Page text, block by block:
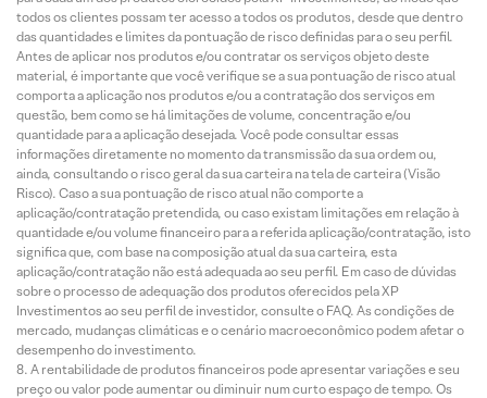
todos os clientes possam ter acesso a todos os produtos, desde que dentro
das quantidades e limites da pontuação de risco definidas para o seu perfil.
Antes de aplicar nos produtos e/ou contratar os serviços objeto deste
material, é importante que você verifique se a sua pontuação de risco atual
comporta a aplicação nos produtos e/ou a contratação dos serviços em
questão, bem como se há limitações de volume, concentração e/ou
quantidade para a aplicação desejada. Você pode consultar essas
informações diretamente no momento da transmissão da sua ordem ou,
ainda, consultando o risco geral da sua carteira na tela de carteira (Visão
Risco). Caso a sua pontuação de risco atual não comporte a
aplicação/contratação pretendida, ou caso existam limitações em relação à
quantidade e/ou volume financeiro para a referida aplicação/contratação, isto
significa que, com base na composição atual da sua carteira, esta
aplicação/contratação não está adequada ao seu perfil. Em caso de dúvidas
sobre o processo de adequação dos produtos oferecidos pela XP
Investimentos ao seu perfil de investidor, consulte o FAQ. As condições de
mercado, mudanças climáticas e o cenário macroeconômico podem afetar o
desempenho do investimento.
A rentabilidade de produtos financeiros pode apresentar variações e seu
preço ou valor pode aumentar ou diminuir num curto espaço de tempo. Os